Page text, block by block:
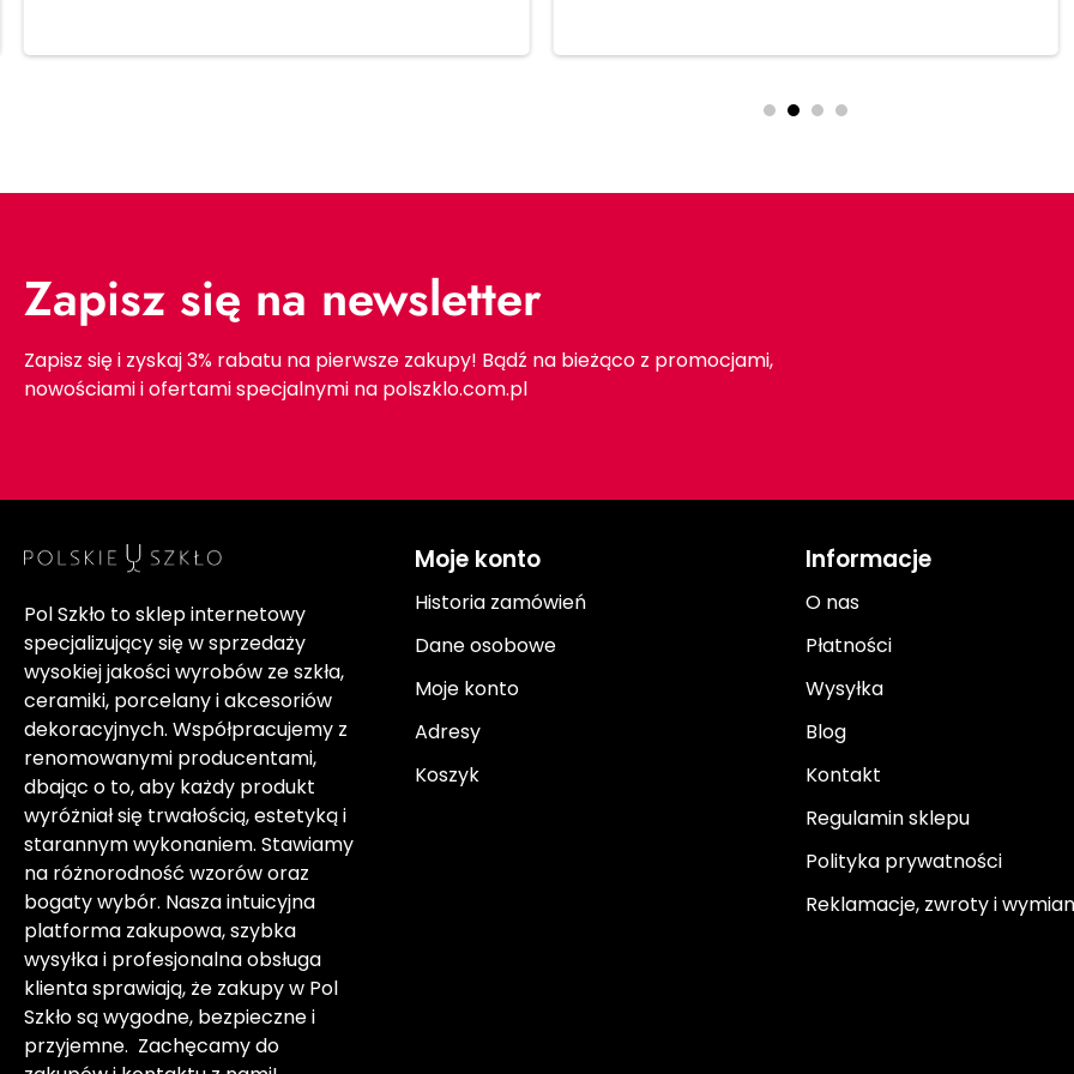
Zapisz się na newsletter
Zapisz się i zyskaj 3% rabatu na pierwsze zakupy! Bądź na bieżąco z promocjami,
nowościami i ofertami specjalnymi na polszklo.com.pl
Pol Szkło to sklep internetowy
specjalizujący się w sprzedaży
wysokiej jakości wyrobów ze szkła,
ceramiki, porcelany i akcesoriów
dekoracyjnych. Współpracujemy z
renomowanymi producentami,
dbając o to, aby każdy produkt
wyróżniał się trwałością, estetyką i
starannym wykonaniem. Stawiamy
na różnorodność wzorów oraz
bogaty wybór. Nasza intuicyjna
platforma zakupowa, szybka
wysyłka i profesjonalna obsługa
klienta sprawiają, że zakupy w Pol
Szkło są wygodne, bezpieczne i
przyjemne. Zachęcamy do
Moje konto
Historia zamówień
Dane osobowe
Moje konto
Adresy
Koszyk
Informacje
O nas
Płatności
Wysyłka
Blog
Kontakt
Regulamin sklepu
Polityka prywatności
Reklamacje, zwroty i